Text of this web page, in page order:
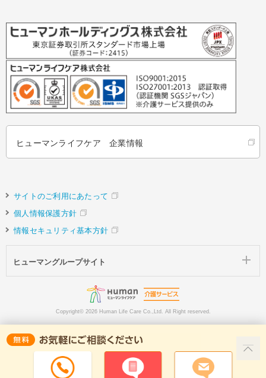
ヒューマンライフケア 企業情報
サイトのご利用にあたって
個人情報保護方針
情報セキュリティ基本方針
ヒューマングループサイト
Copyright© 2026 Human Life Care Co.,Ltd. All Right reserved.